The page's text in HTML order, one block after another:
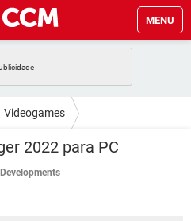
MENU
FACEBOOK
EXCEL
GMAIL
WHATSAPP
FACEBOOK
WHATSAPP
Videogames
2022 para PC